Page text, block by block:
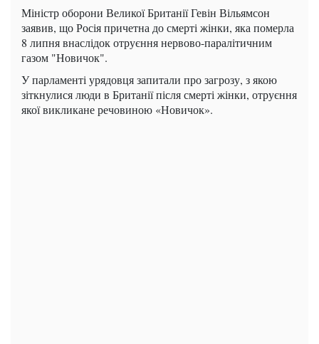
Міністр оборони Великої Британії Гевін Вільямсон
заявив, що Росія причетна до смерті жінки, яка померла
8 липня внаслідок отруєння нервово-паралітичним
газом "Новичок".
У парламенті урядовця запитали про загрозу, з якою
зіткнулися люди в Британії після смерті жінки, отруєння
якої викликане речовиною «Новичок».